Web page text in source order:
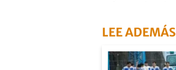
LEE ADEMÁS